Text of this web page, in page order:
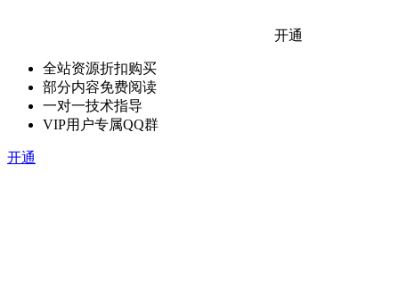
开通
全站资源折扣购买
部分内容免费阅读
一对一技术指导
VIP用户专属QQ群
开通